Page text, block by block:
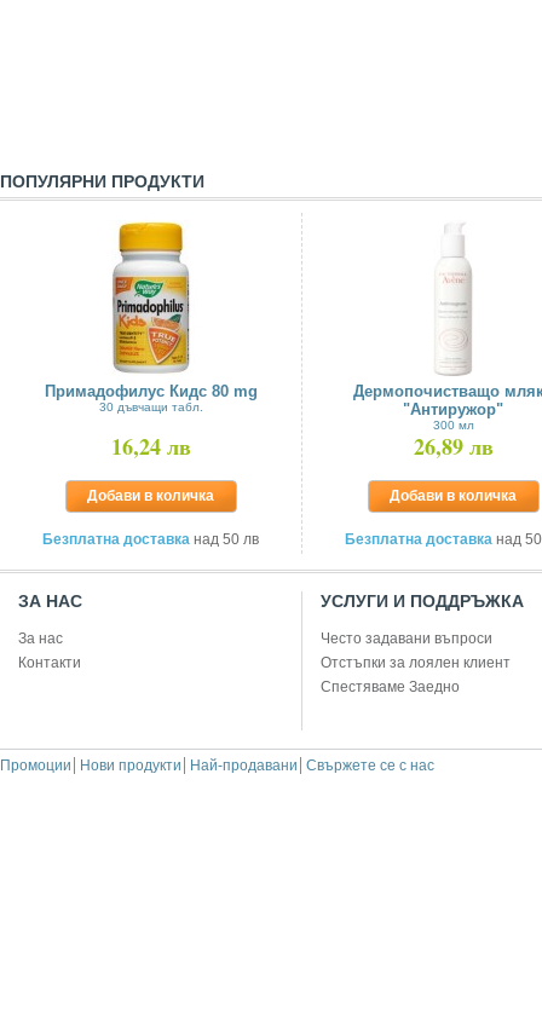
ПОПУЛЯРНИ ПРОДУКТИ
Примадофилус Кидс 80 mg
30 дъвчащи табл.
16,24 лв
Добави в количка
Безплатна доставка над 50 лв
Дермопочистващо
"Антиружор"
300 мл
26,89 лв
Добави в количка
Безплатна доставка над
ЗА НАС
За нас
Контакти
УСЛУГИ И ПОДДРЪЖКА
Често задавани въпроси
Отстъпки за лоялен клиент
Спестяваме Заедно
Промоции Нови продукти Най-продавани Свържете се с нас